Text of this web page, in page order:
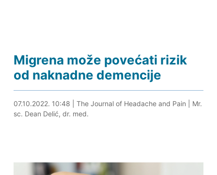
Migrena može povećati rizik
od naknadne demencije
07.10.2022. 11:03
07.10.2022. 10:48 The Journal of Headache and Pain
Mr.
sc. Dean Delić, dr. med.